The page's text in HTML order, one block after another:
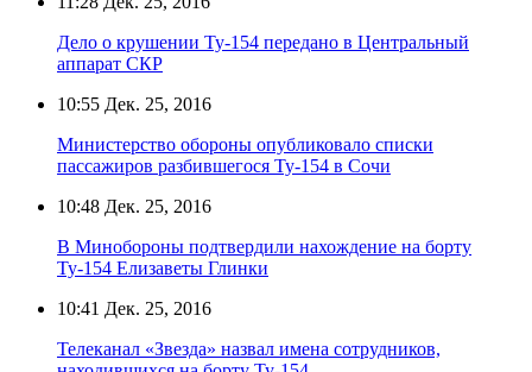
Дело о крушении Ту-154 передано в Центральный
аппарат СКР
10:55 Дек. 25, 2016
Министерство обороны опубликовало списки
пассажиров разбившегося Ту-154 в Сочи
10:48 Дек. 25, 2016
В Минобороны подтвердили нахождение на борту
Ту-154 Елизаветы Глинки
10:41 Дек. 25, 2016
Телеканал «Звезда» назвал имена сотрудников,